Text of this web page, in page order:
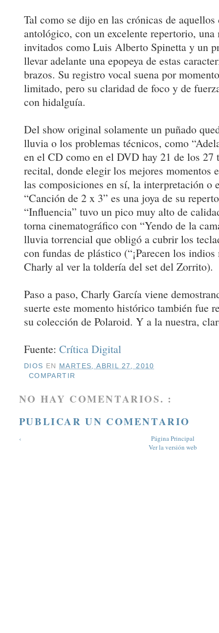
Tal como se dijo en las crónicas de
antológico, con un excelente repertorio, una
invitados como Luis Alberto Spinetta y un
llevar adelante una epopeya de estas
brazos. Su registro vocal suena por
limitado, pero su claridad de foco y de
con hidalguía.
Del show original solamente un puñado
lluvia o los problemas técnicos, como
en el CD como en el DVD hay 21 de los 27
recital, donde elegir los mejores momentos
las composiciones en sí, la interpretación o
“Canción de 2 x 3” es una joya de su
“Influencia” tuvo un pico muy alto de
torna cinematográfico con “Yendo de la
lluvia torrencial que obligó a cubrir los
con fundas de plástico (“¡Parecen los
Charly al ver la toldería del set del Zorrito).
Paso a paso, Charly García viene
suerte este momento histórico también fue
su colección de Polaroid. Y a la nuestra,
Fuente: Crítica Digital
DIOS EN MARTES, ABRIL 27, 2010
COMPARTIR
NO HAY COMENTARIOS. :
PUBLICAR UN COMENTARIO
‹
Página Principal
Ver la versión web